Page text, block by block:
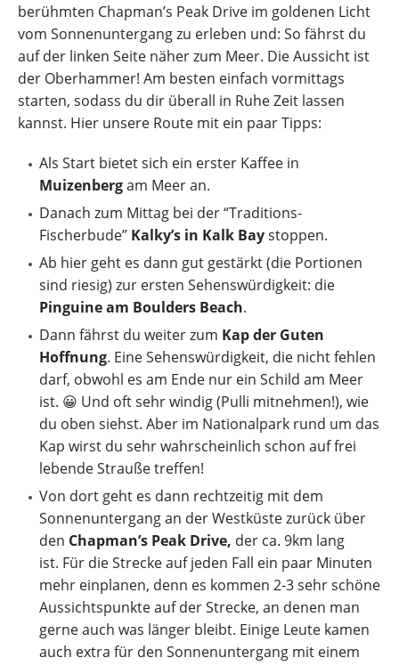
berühmten Chapman’s Peak Drive im goldenen Licht
vom Sonnenuntergang zu erleben und: So fährst du
auf der linken Seite näher zum Meer. Die Aussicht ist
der Oberhammer! Am besten einfach vormittags
starten, sodass du dir überall in Ruhe Zeit lassen
kannst. Hier unsere Route mit ein paar Tipps:
Als Start bietet sich ein erster Kaffee in
Muizenbergam Meer an.
Danach zum Mittag bei der “Traditions-
Fischerbude” Kalky’s in Kalk Baystoppen.
Ab hier geht es dann gut gestärkt (die Portionen
sind riesig) zur ersten Sehenswürdigkeit: die
Pinguine am Boulders Beach.
Dann fährst du weiter zum Kap der Guten
Hoffnung. Eine Sehenswürdigkeit, die nicht fehlen
darf, obwohl es am Ende nur ein Schild am Meer
ist. 😀 Und oft sehr windig (Pulli mitnehmen!), wie
du oben siehst. Aber im Nationalpark rund um das
Kap wirst du sehr wahrscheinlich schon auf frei
lebende Strauße treffen!
Von dort geht es dann rechtzeitig mit dem
Sonnenuntergang an der Westküste zurück über
den Chapman’s Peak Drive, der ca. 9km lang
ist. Für die Strecke auf jeden Fall ein paar Minuten
mehr einplanen, denn es kommen 2-3 sehr schöne
Aussichtspunkte auf der Strecke, an denen man
gerne auch was länger bleibt. Einige Leute kamen
auch extra für den Sonnenuntergang mit einem